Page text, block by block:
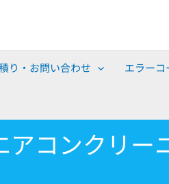
り・お問い合わせ エラー
アコンクリー